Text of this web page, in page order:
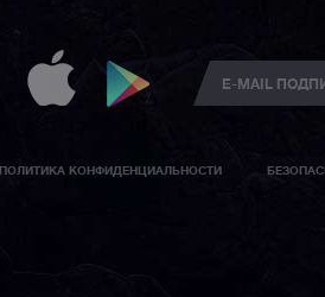
ПОЛИТИКА КОНФИДЕНЦИАЛЬНОСТИ